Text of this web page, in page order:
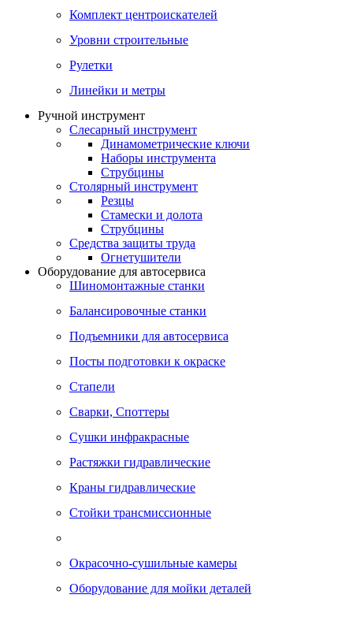
Комплект центроискателей
Уровни строительные
Рулетки
Линейки и метры
Ручной инструмент
Слесарный инструмент
Динамометрические ключи
Наборы инструмента
Струбцины
Столярный инструмент
Резцы
Стамески и долота
Струбцины
Средства защиты труда
Огнетушители
Оборудование для автосервиса
Шиномонтажные станки
Балансировочные станки
Подъемники для автосервиса
Посты подготовки к окраске
Стапели
Сварки, Cпоттеры
Сушки инфракрасные
Растяжки гидравлические
Краны гидравлические
Стойки трансмиссионные
Окрасочно-сушильные камеры
Оборудование для мойки деталей